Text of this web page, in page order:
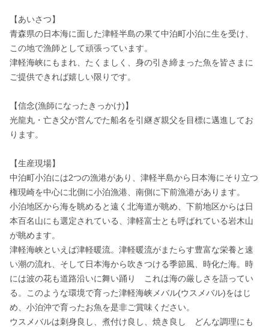
【あいさつ】
青森県の日本海に面した津軽半島の果て中泊町小泊に生を受け、
この地で漁師として頑張っています。
津軽海峡にもまれ、たくましく、身の引き締まった魚を皆さまに
ご提供できれば嬉しい限りです。
【信念(漁師になったきっかけ)】
光龍丸・亡き父が営んでた船名を引継ぎ親父を目標に邁進してお
ります。
【生産現場】
中泊町小泊には2つの漁港があり、津軽半島から日本海にそり立つ
権現崎を中心に北側に小泊漁港、南側に下前漁港があります。
小泊地区から海を眺めると遠く北海道が眺め、下前地区からは日
本百名山にも選定されている、津軽富士とも呼ばれている岩木山
が眺めます。
津軽海峡といえば津軽暖流。津軽暖流がまたらす豊富な栄養と速
い潮の流れ、そして日本海から吹きつける季節風、時化た海。時
には波の花も道路沿いに舞い踊り　これは海の厳しさを語ってい
る。このような環境で育った津軽海峡メバル(ウスメバル)をはじ
め、小泊沖で育ったお魚を是非ご賞味ください。
ウスメバルは刺身良し、煮付け良し、焼き良し　どんな調理にも